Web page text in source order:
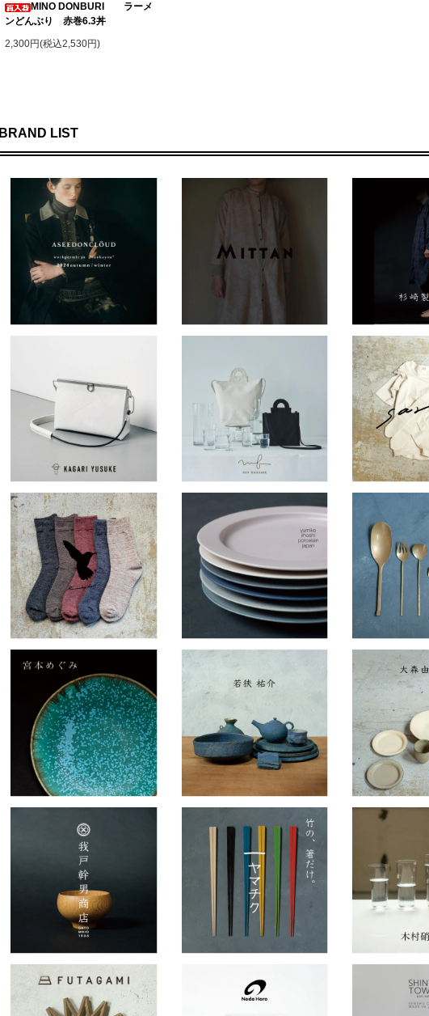
MINO DONBURI ラーメ
ンどんぶり 赤巻6.3丼
2,300円(税込2,530円)
BRAND LIST